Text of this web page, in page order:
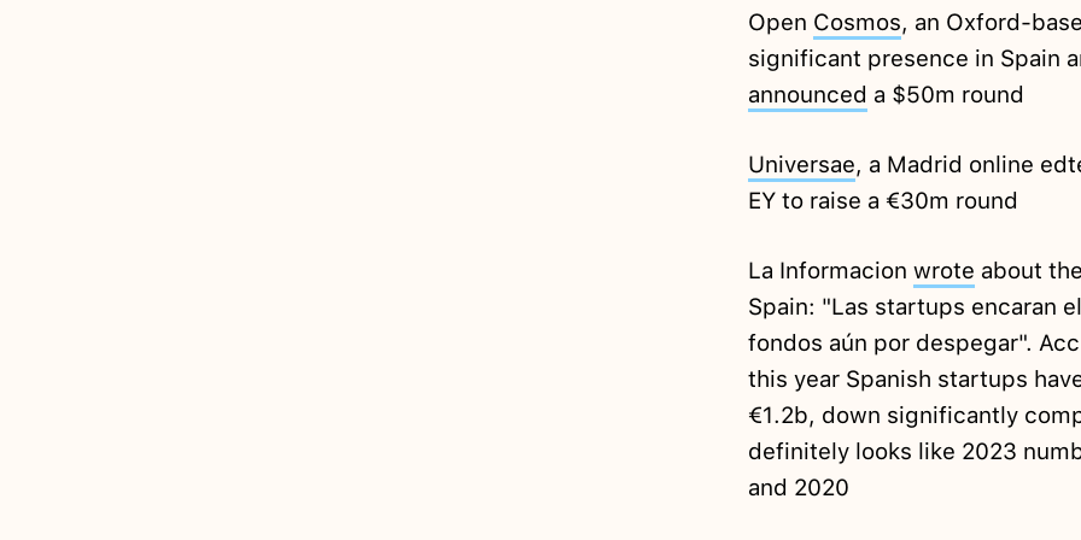
Open Cosmos, an Oxford-
significant presence in Spain
announced a $50m round
Universae, a Madrid online
EY to raise a €30m round
La Informacion wrote about
Spain: "Las startups encaran
fondos aún por despegar".
this year Spanish startups
€1.2b, down significantly
definitely looks like 2023
and 2020